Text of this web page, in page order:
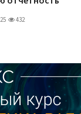
432